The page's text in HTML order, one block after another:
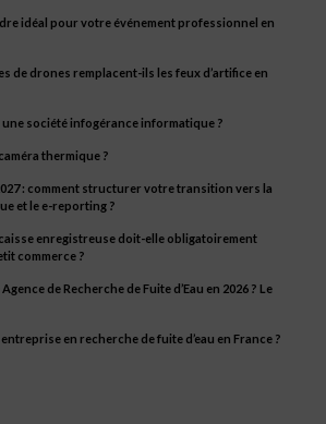
idéal pour votre événement professionnel en
de drones remplacent-ils les feux d’artifice en
société infogérance informatique ?
thermique ?
: comment structurer votre transition vers la
et le e-reporting ?
enregistreuse doit-elle obligatoirement
commerce ?
de Recherche de Fuite d’Eau en 2026 ? Le
en recherche de fuite d’eau en France ?